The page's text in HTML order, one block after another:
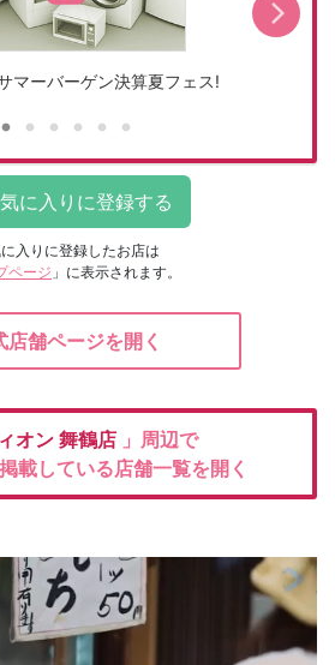
マーバーゲン決算夏フェス!
入りに登録したお店は
ページ 」に表示されます。
店舗ページを開く
オン舞鶴店 」周辺で
載している店舗一覧を開く